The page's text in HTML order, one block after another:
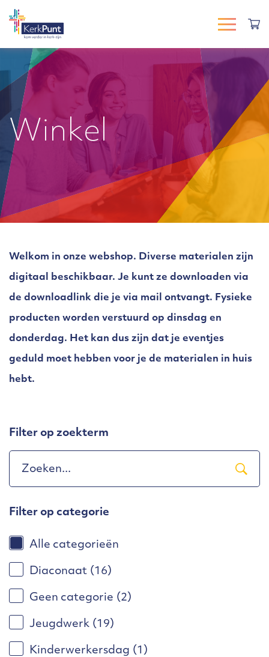
Winkel
Welkom in onze webshop. Diverse materialen zijn
digitaal beschikbaar. Je kunt ze downloaden via
de downloadlink die je via mail ontvangt. Fysieke
producten worden verstuurd op dinsdag en
donderdag. Het kan dus zijn dat je eventjes
geduld moet hebben voor je de materialen in huis
hebt.
Filter op zoekterm
Filter op categorie
Alle categorieën
Diaconaat (16)
Geen categorie (2)
Jeugdwerk (19)
Kinderwerkersdag (1)